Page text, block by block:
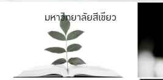
มหาวิทยาลัยสีเขียว